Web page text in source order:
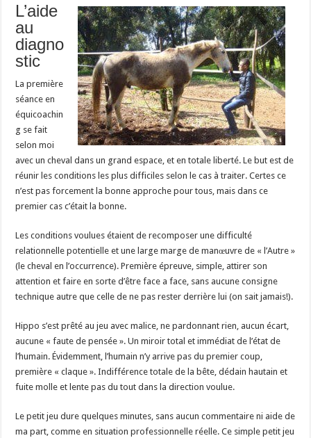
L’aide
au
diagno
stic
La première
séance en
équicoachin
g se fait
selon moi
avec un cheval dans un grand espace, et en totale liberté. Le but est de
réunir les conditions les plus difficiles selon le cas à traiter. Certes ce
n’est pas forcement la bonne approche pour tous, mais dans ce
premier cas c’était la bonne.
Les conditions voulues étaient de recomposer une difficulté
relationnelle potentielle et une large marge de manœuvre de « l’Autre »
(le cheval en l’occurrence). Première épreuve, simple, attirer son
attention et faire en sorte d’être face a face, sans aucune consigne
technique autre que celle de ne pas rester derrière lui (on sait jamais!).
Hippo s’est prêté au jeu avec malice, ne pardonnant rien, aucun écart,
aucune « faute de pensée ». Un miroir total et immédiat de l’état de
l’humain. Évidemment, l’humain n’y arrive pas du premier coup,
première « claque ». Indifférence totale de la bête, dédain hautain et
fuite molle et lente pas du tout dans la direction voulue.
Le petit jeu dure quelques minutes, sans aucun commentaire ni aide de
ma part, comme en situation professionnelle réelle. Ce simple petit jeu